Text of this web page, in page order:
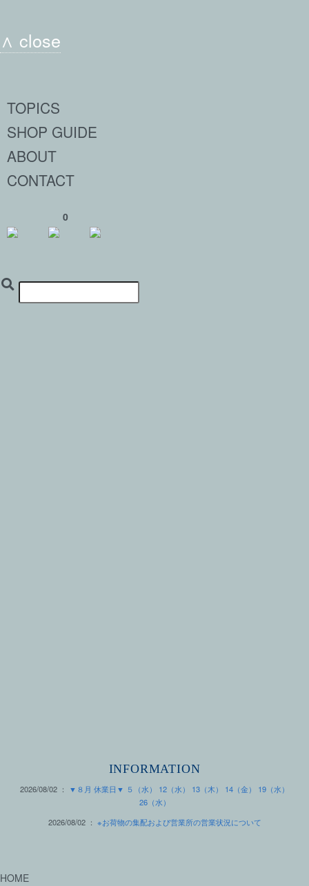
∧ close
TOPICS
SHOP GUIDE
ABOUT
CONTACT
0
INFORMATION
2026/08/02 ：
▼８月 休業日▼ ５（水） 12（水） 13（木） 14（金） 19（水）
26（水）
2026/08/02 ： ※お荷物の集配および営業所の営業状況について
HOME